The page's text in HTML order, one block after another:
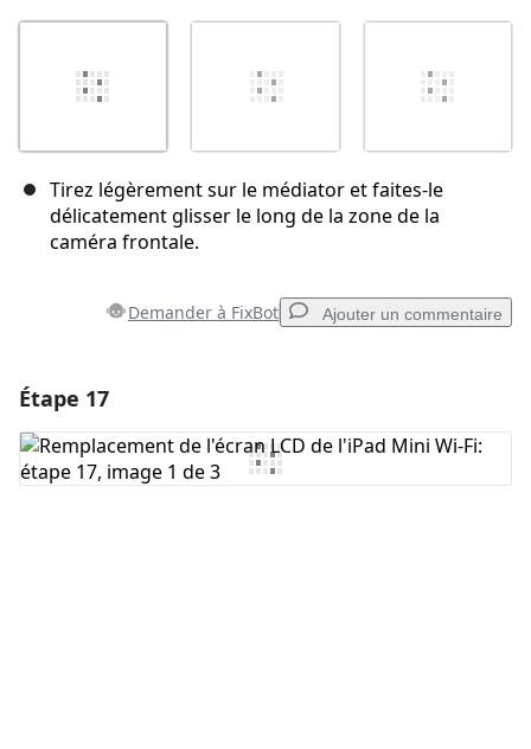
Tirez légèrement sur le médiator et faites-le
délicatement glisser le long de la zone de la
caméra frontale.
Demander à FixBot Ajouter un commentaire
Ajouter un commentaire
Étape 17